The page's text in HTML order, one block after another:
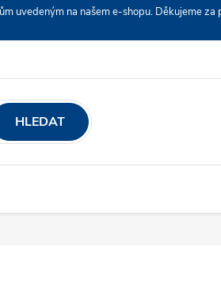
uvedeným na našem e-shopu. Děkujeme za
HLEDAT